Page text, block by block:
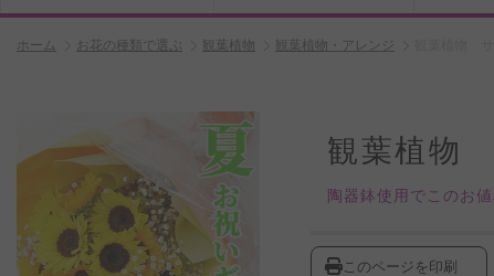
ホーム お花の種類で選ぶ 観葉植物 観葉植物・アレンジ
観葉植物
陶器鉢使用でこのお
このページを印刷